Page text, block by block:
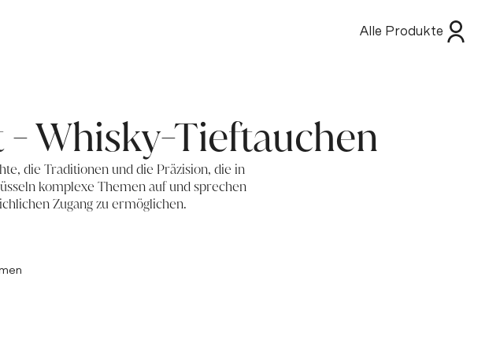
Alle Produkte
Whisky-Tieftauchen
die Traditionen und die Präzision, die in
komplexe Themen auf und sprechen
Zugang zu ermöglichen.